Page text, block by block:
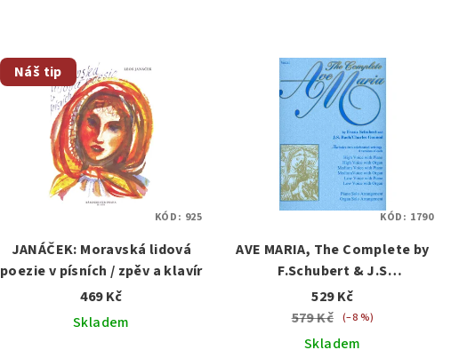
Náš tip
JANÁČEK: Moravská lidová
poezie v písních / zpěv a klavír
469 Kč
Skladem
KÓD: 925
AVE MARIA, The Complete by
F.Schubert & J.S
Bach/Ch.Gounod vocal
(high,medium,low) a klavír
(varhany)
529 Kč
579 Kč (–8 %)
Skladem
KÓD: 1790